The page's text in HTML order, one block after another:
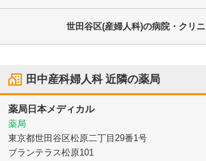
世田谷区(産婦人科)の病院・クリ
田中産科婦人科近隣の薬局
薬局日本メディカル
薬局
東京都世田谷区松原二丁目29番1号
ブランテラス松原101